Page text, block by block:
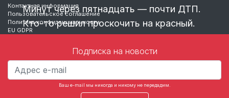
Минут через пятнадцать — почти ДТП.
Кто-то решил проскочить на красный.
Едва увернулся.
И, наконец, на подъезде
…
Контактная информация
Пользовательское соглашение
Политика конфиденциальности
EU GDPR
Подписка на новости
Ваш e-mail мы никогда и никому не передадим.